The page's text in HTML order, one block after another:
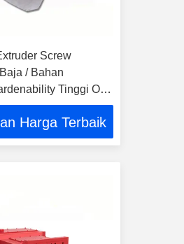
Screw
/ Bahan
Tinggi OD
Pabrik Pelet
Harga Terbaik